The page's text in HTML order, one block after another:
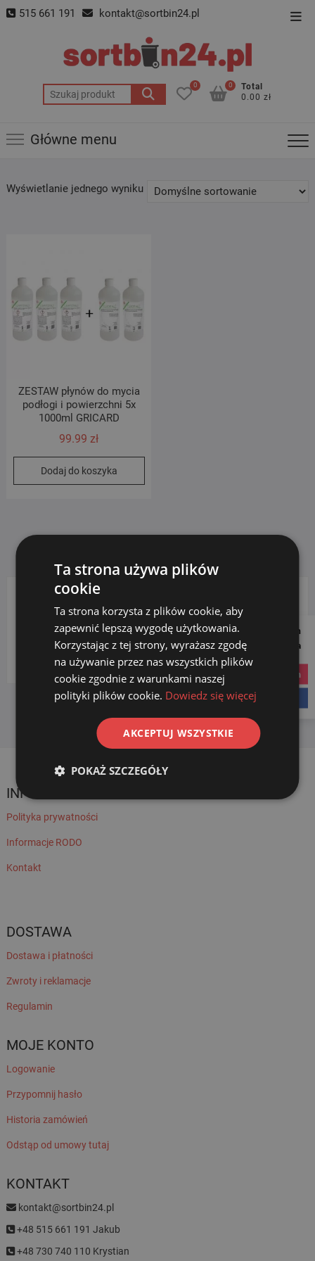
Skip 515 661 191 kontakt@sortbin24.pl
Szukaj:
0
Total
0.00 zł
0
Główne menu
Wyświetlanie jednego wyniku
ZESTAW płynów do mycia
podłogi i powierzchni 5x
1000ml GRICARD
99.99zł
Dodaj do koszyka
KATEGORIE PRODUKTÓW
Wybierz kategorię
INFORMACJE
Polityka prywatności
Informacje RODO
Kontakt
DOSTAWA
Dostawa i płatności
Zwroty i reklamacje
Regulamin
MOJE KONTO
Logowanie
Przypomnij hasło
Historia zamówień
Odstąp od umowy tutaj
KONTAKT
kontakt@sortbin24.pl
+48 515 661 191 Jakub
+48 730 740 110 Krystian
Follow us on
Social Media
instagram
Ta strona używa plików
cookie
Ta strona korzysta z plików cookie, aby
zapewnić lepszą wygodę użytkowania.
Korzystając z tej strony, wyrażasz zgodę
na używanie przez nas wszystkich plików
cookie zgodnie z warunkami naszej
polityki plików cookie. Dowiedz się więcej
AKCEPTUJ WSZYSTKIE
POKAŻ SZCZEGÓŁY